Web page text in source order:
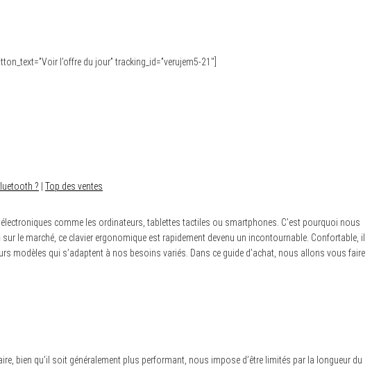
l’offre du jour” tracking_id=”verujem5-21″]
? Top des ventes
comme les ordinateurs, tablettes tactiles ou smartphones. C’est pourquoi nous
le marché, ce clavier ergonomique est rapidement devenu un incontournable. Confortable, il
modèles qui s’adaptent à nos besoins variés. Dans ce guide d’achat, nous allons vous faire
bien qu’il soit généralement plus performant, nous impose d’être limités par la longueur du